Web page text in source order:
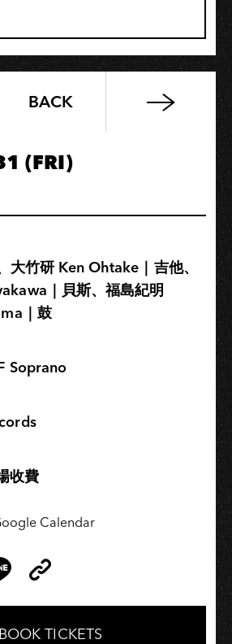
BACK
(FRI)
大竹研 Ken Ohtake｜吉他、
｜貝斯、福島紀明
｜鼓
Soprano
收費
Calendar
Link
BOOK TICKETS